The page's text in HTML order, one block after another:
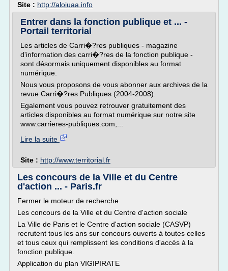
Site : http://aloiuaa.info
Entrer dans la fonction publique et ... -
Portail territorial
Les articles de Carri�?res publiques - magazine
d'information des carri�?res de la fonction publique -
sont désormais uniquement disponibles au format
numérique.
Nous vous proposons de vous abonner aux archives de la
revue Carri�?res Publiques (2004-2008).
Egalement vous pouvez retrouver gratuitement des
articles disponibles au format numérique sur notre site
www.carrieres-publiques.com,...
Lire la suite
Site : http://www.territorial.fr
Les concours de la Ville et du Centre
d'action ... - Paris.fr
Fermer le moteur de recherche
Les concours de la Ville et du Centre d'action sociale
La Ville de Paris et le Centre d'action sociale (CASVP)
recrutent tous les ans sur concours ouverts à toutes celles
et tous ceux qui remplissent les conditions d'accès à la
fonction publique.
Application du plan VIGIPIRATE